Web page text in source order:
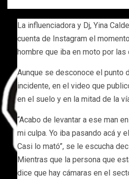
La influenciadora y Dj, Yina
cuenta de Instagram el
hombre que iba en moto por las
Aunque se desconoce el punto
incidente, en el video que
en el suelo y en la mitad de la
“Acabo de levantar a ese man
mi culpa. Yo iba pasando acá y
Casi lo mató”, se le escucha
Mientras que la persona que
dice que hay cámaras en el